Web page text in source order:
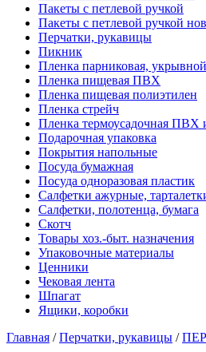
Пакеты с петлевой ручкой
Пакеты с петлевой ручкой
Перчатки, рукавицы
Пикник
Пленка парниковая,
Пленка пищевая ПВХ
Пленка пищевая полиэтилен
Пленка стрейч
Пленка термоусадочная
Подарочная упаковка
Покрытия напольные
Посуда бумажная
Посуда одноразовая пластик
Салфетки ажурные,
Салфетки, полотенца, бумага
Скотч
Товары хоз.-быт. назначения
Упаковочные материалы
Ценники
Чековая лента
Шпагат
Ящики, коробки
Главная /Перчатки, рукавицы /